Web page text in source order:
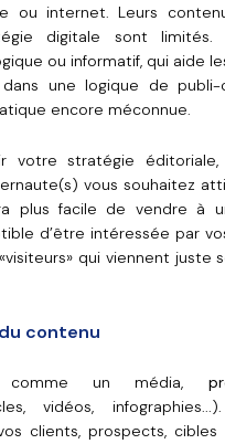
ou internet. Leurs
digitale sont limités.
ou informatif, qui aide
une logique de publi-
encore méconnue.
votre stratégie éditoriale,
vous souhaitez
plus facile de vendre à
d’être intéressée par
qui viennent juste
contenu
comme un média,
vidéos,
clients, prospects, cibles